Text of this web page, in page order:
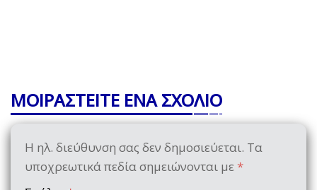
ΜΟΙΡΑΣΤΕΙΤΕ ΕΝΑ ΣΧΟΛΙΟ
Η ηλ. διεύθυνση σας δεν δημοσιεύεται. Τα
υποχρεωτικά πεδία σημειώνονται με *